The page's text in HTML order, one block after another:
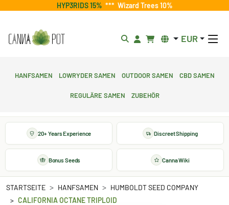
HYP3RIDS 15% *** Wizard Trees 10%
EUR
Hanfsamen Lowryder Samen Outdoor Samen CBD Samen
Reguläre Samen Zubehör
20+ Years Experience Discreet Shipping
Bonus Seeds Canna Wiki
STARTSEITE HANFSAMEN
HUMBOLDT SEED COMPANY
CALIFORNIA OCTANE TRIPLOID